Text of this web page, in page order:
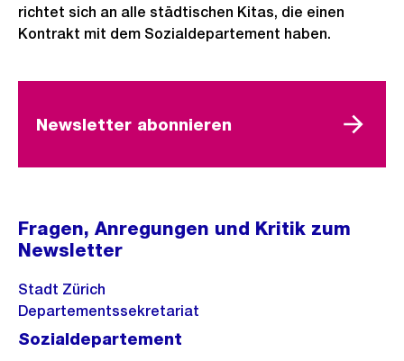
richtet sich an alle städtischen Kitas, die einen
Kontrakt mit dem Sozialdepartement haben.
Newsletter abonnieren
Fragen, Anregungen und Kritik zum
Newsletter
Stadt Zürich
Departementssekretariat
Sozialdepartement